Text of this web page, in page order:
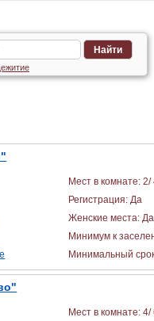
Найти
Мест в комнате: 2/
Регистрация: Да
Женские места: Да
Минимум к
Минимальный
Мест в комнате: 4/